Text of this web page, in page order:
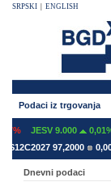
SRPSKI ENGLISH
Podaci iz trgovanja
JESV 9.000 0,01%
97,2000
0,00%
Dnevni podaci